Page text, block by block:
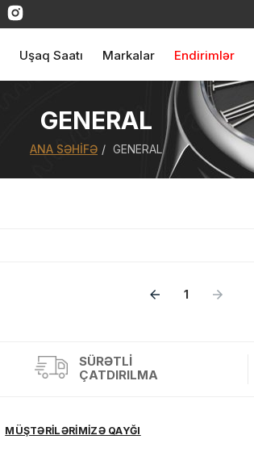
Uşaq Saatı Markalar Endirimlər
GENERAL
ANA SƏHIFƏ GENERAL
1
SÜRƏTLI
ÇATDIRILMA
MÜŞTƏRİLƏRİMİZƏ QAYĞI